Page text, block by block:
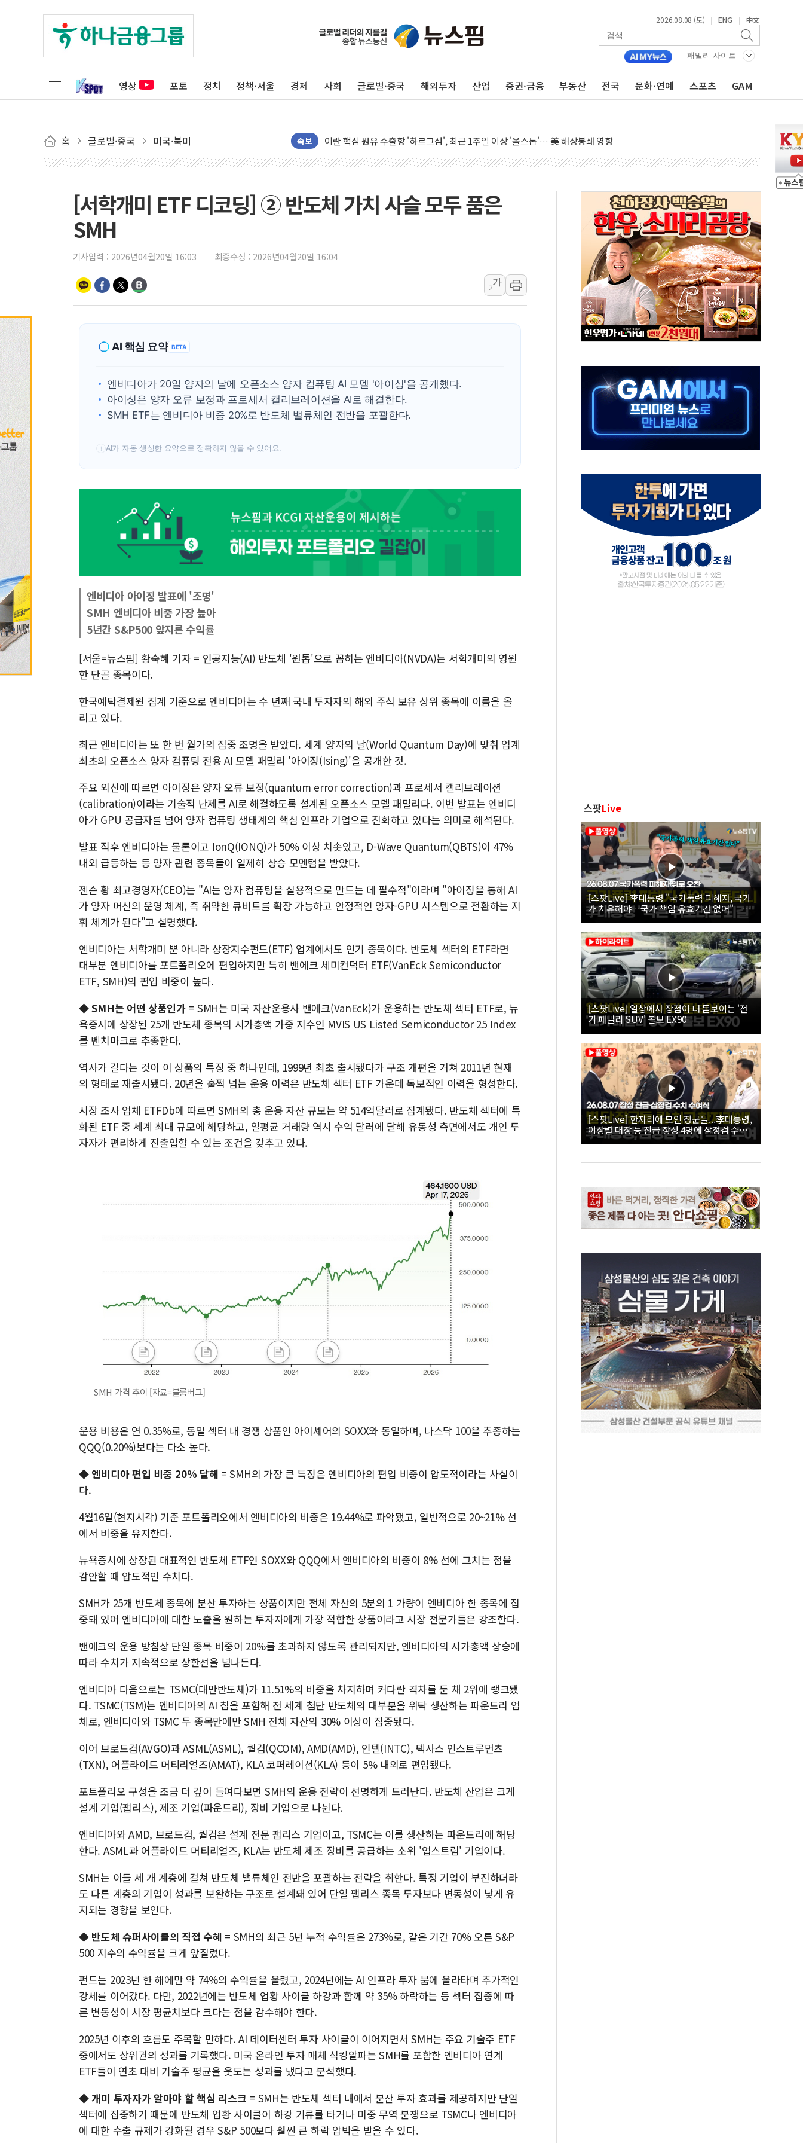
2026.08.08 (토) | ENG | 中文
패밀리 사이트
영상 포토 정치 정책·서울 경제 사회 글로벌·중국 해외투자 산업 증권·금융 부동산 전국 문화·연예 스포츠 GAM
홈 글로벌·중국 미국·북미 속보
유럽증시, 美 고용 예상 밖 부진에 연준 금리 인상 가능성 낮아지며 상승… STOXX 600 지수는 나흘 연속 최고치
미 연준 매파 기세 꺾이나…고용 감소에 9월 동결 전망 우세
트럼프, 백신·자폐증 행정명령 검토…"이르면 다음 주"
美 항소법원, 백악관 무도회장 공사 중단 명령…트럼프 제동
美 고용 쇼크에 엔화 장중 급등…시장은 "또 개입했나" 촉각
[AI MY 뉴스] 뉴욕 반도체주 프리뷰...美 고용 쇼크에 반도체주 '활짝'
[종합] 美 7월 고용 2만3000명 감소 '쇼크'…9월 금리 인상 기대 후퇴
[사진] 이슬람 수니파 3개국, 공동방위협정 체결
뉴욕증시 개장 전 특징주...아틀라시안·클라우드플레어·태양광주↑ VS 트레이드데스크·웬디스↓
특정 정치인 측근 포항시 정책특보 내정설...포항시 '시끌'
李 "해남 태양광, 대한민국 다음 100년 밑거름…수도권 집중 완화 전환점"
李 대통령, '6시간 마라톤 부동산 2차 회의' 주재… "전폭적 공급 확대·속도전 총력"
[서학개미 ETF 디코딩] ② 반도체 가치 사슬 모두 품은
SMH
기사입력 : 2026년04월20일 16:03 최종수정 : 2026년04월20일 16:04
가
가
AI 핵심 요약 BETA
엔비디아가 20일 양자의 날에 오픈소스 양자 컴퓨팅 AI 모델 '아이싱'을 공개했다.
아이싱은 양자 오류 보정과 프로세서 캘리브레이션을 AI로 해결한다.
SMH ETF는 엔비디아 비중 20%로 반도체 밸류체인 전반을 포괄한다.
! AI가 자동 생성한 요약으로 정확하지 않을 수 있어요.
엔비디아 아이징 발표에 '조명'
SMH 엔비디아 비중 가장 높아
5년간 S&P500 앞지른 수익률
[서울=뉴스핌] 황숙혜 기자 = 인공지능(AI) 반도체 '원톱'으로 꼽히는 엔비디아(NVDA)는 서학개미의 영원
한 단골 종목이다.
한국예탁결제원 집계 기준으로 엔비디아는 수 년째 국내 투자자의 해외 주식 보유 상위 종목에 이름을 올
리고 있다.
최근 엔비디아는 또 한 번 월가의 집중 조명을 받았다. 세계 양자의 날(World Quantum Day)에 맞춰 업계
최초의 오픈소스 양자 컴퓨팅 전용 AI 모델 패밀리 '아이징(Ising)'을 공개한 것.
주요 외신에 따르면 아이징은 양자 오류 보정(quantum error correction)과 프로세서 캘리브레이션
(calibration)이라는 기술적 난제를 AI로 해결하도록 설계된 오픈소스 모델 패밀리다. 이번 발표는 엔비디
아가 GPU 공급자를 넘어 양자 컴퓨팅 생태계의 핵심 인프라 기업으로 진화하고 있다는 의미로 해석된다.
발표 직후 엔비디아는 물론이고 IonQ(IONQ)가 50% 이상 치솟았고, D-Wave Quantum(QBTS)이 47%
내외 급등하는 등 양자 관련 종목들이 일제히 상승 모멘텀을 받았다.
젠슨 황 최고경영자(CEO)는 "AI는 양자 컴퓨팅을 실용적으로 만드는 데 필수적"이라며 "아이징을 통해 AI
가 양자 머신의 운영 체계, 즉 취약한 큐비트를 확장 가능하고 안정적인 양자-GPU 시스템으로 전환하는 지
휘 체계가 된다"고 설명했다.
엔비디아는 서학개미 뿐 아니라 상장지수펀드(ETF) 업계에서도 인기 종목이다. 반도체 섹터의 ETF라면
대부분 엔비디아를 포트폴리오에 편입하지만 특히 밴에크 세미컨덕터 ETF(VanEck Semiconductor
ETF, SMH)의 편입 비중이 높다.
◆SMH는 어떤 상품인가= SMH는 미국 자산운용사 밴에크(VanEck)가 운용하는 반도체 섹터 ETF로, 뉴
욕증시에 상장된 25개 반도체 종목의 시가총액 가중 지수인 MVIS US Listed Semiconductor 25 Index
를 벤치마크로 추종한다.
역사가 길다는 것이 이 상품의 특징 중 하나인데, 1999년 최초 출시됐다가 구조 개편을 거쳐 2011년 현재
의 형태로 재출시됐다. 20년을 훌쩍 넘는 운용 이력은 반도체 섹터 ETF 가운데 독보적인 이력을 형성한다.
시장 조사 업체 ETFDb에 따르면 SMH의 총 운용 자산 규모는 약 514억달러로 집계됐다. 반도체 섹터에 특
화된 ETF 중 세계 최대 규모에 해당하고, 일평균 거래량 역시 수억 달러에 달해 유동성 측면에서도 개인 투
자자가 편리하게 진출입할 수 있는 조건을 갖추고 있다.
SMH 가격 추이 [자료=블룸버그]
운용 비용은 연 0.35%로, 동일 섹터 내 경쟁 상품인 아이셰어의 SOXX와 동일하며, 나스닥 100을 추종하는
QQQ(0.20%)보다는 다소 높다.
◆ 엔비디아 편입 비중 20% 달해 = SMH의 가장 큰 특징은 엔비디아의 편입 비중이 압도적이라는 사실이
다.
4월16일(현지시각) 기준 포트폴리오에서 엔비디아의 비중은 19.44%로 파악됐고, 일반적으로 20~21% 선
에서 비중을 유지한다.
뉴욕증시에 상장된 대표적인 반도체 ETF인 SOXX와 QQQ에서 엔비디아의 비중이 8% 선에 그치는 점을
감안할 때 압도적인 수치다.
SMH가 25개 반도체 종목에 분산 투자하는 상품이지만 전체 자산의 5분의 1 가량이 엔비디아 한 종목에 집
중돼 있어 엔비디아에 대한 노출을 원하는 투자자에게 가장 적합한 상품이라고 시장 전문가들은 강조한다.
밴에크의 운용 방침상 단일 종목 비중이 20%를 초과하지 않도록 관리되지만, 엔비디아의 시가총액 상승에
따라 수치가 지속적으로 상한선을 넘나든다.
엔비디아 다음으로는 TSMC(대만반도체)가 11.51%의 비중을 차지하며 커다란 격차를 둔 채 2위에 랭크됐
다. TSMC(TSM)는 엔비디아의 AI 칩을 포함해 전 세계 첨단 반도체의 대부분을 위탁 생산하는 파운드리 업
체로, 엔비디아와 TSMC 두 종목만에만 SMH 전체 자산의 30% 이상이 집중됐다.
이어 브로드컴(AVGO)과 ASML(ASML), 퀄컴(QCOM), AMD(AMD), 인텔(INTC), 텍사스 인스트루먼츠
(TXN), 어플라이드 머티리얼즈(AMAT), KLA 코퍼레이션(KLA) 등이 5% 내외로 편입됐다.
포트폴리오 구성을 조금 더 깊이 들여다보면 SMH의 운용 전략이 선명하게 드러난다. 반도체 산업은 크게
설계 기업(팹리스), 제조 기업(파운드리), 장비 기업으로 나뉜다.
엔비디아와 AMD, 브로드컴, 퀄컴은 설계 전문 팹리스 기업이고, TSMC는 이를 생산하는 파운드리에 해당
한다. ASML과 어플라이드 머티리얼즈, KLA는 반도체 제조 장비를 공급하는 소위 '업스트림' 기업이다.
SMH는 이들 세 개 계층에 걸쳐 반도체 밸류체인 전반을 포괄하는 전략을 취한다. 특정 기업이 부진하더라
도 다른 계층의 기업이 성과를 보완하는 구조로 설계돼 있어 단일 팹리스 종목 투자보다 변동성이 낮게 유
지되는 경향을 보인다.
◆ 반도체 슈퍼사이클의 직접 수혜 = SMH의 최근 5년 누적 수익률은 273%로, 같은 기간 70% 오른 S&P
500 지수의 수익률을 크게 앞질렀다.
펀드는 2023년 한 해에만 약 74%의 수익률을 올렸고, 2024년에는 AI 인프라 투자 붐에 올라타며 추가적인
강세를 이어갔다. 다만, 2022년에는 반도체 업황 사이클 하강과 함께 약 35% 하락하는 등 섹터 집중에 따
른 변동성이 시장 평균치보다 크다는 점을 감수해야 한다.
2025년 이후의 흐름도 주목할 만하다. AI 데이터센터 투자 사이클이 이어지면서 SMH는 주요 기술주 ETF
중에서도 상위권의 성과를 기록했다. 미국 온라인 투자 매체 식킹알파는 SMH를 포함한 엔비디아 연계
ETF들이 연초 대비 기술주 평균을 웃도는 성과를 냈다고 분석했다.
◆개미 투자자가 알아야 할 핵심 리스크 = SMH는 반도체 섹터 내에서 분산 투자 효과를 제공하지만 단일
섹터에 집중하기 때문에 반도체 업황 사이클이 하강 기류를 타거나 미중 무역 분쟁으로 TSMC나 엔비디아
에 대한 수출 규제가 강화될 경우 S&P 500보다 훨씬 큰 하락 압박을 받을 수 있다.
스팟Live
[스팟Live] 李대통령 "국가폭력 피해자, 국가
가 치유해야…국가 책임 유효기간 없어"｜
26.08.07 국가폭력 피해자 위로 오찬
[스팟Live] 일상에서 장점이 더 돋보이는 '전
기 패밀리 SUV' 볼보 EX90
[스팟Live] 한자리에 모인 장군들...李대통령,
이상렬 대장 등 진급 장성 4명에 삼정검 수치
직접 수여｜26.08.07 장성 진급·삼정검 수치